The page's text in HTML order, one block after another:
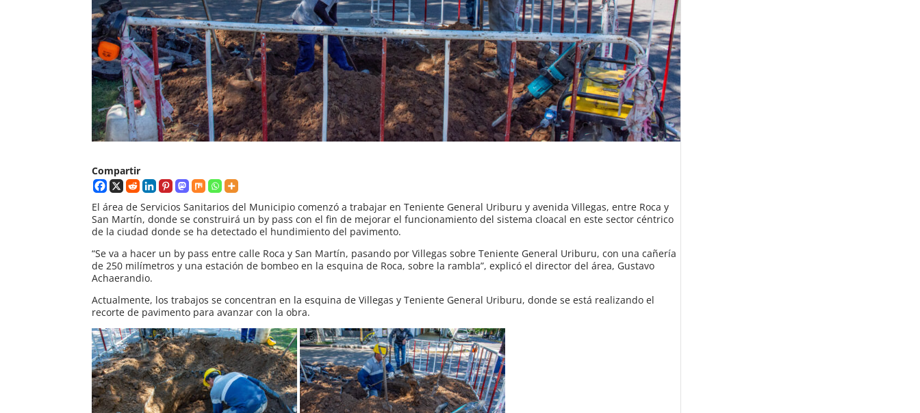
Compartir
El área de Servicios Sanitarios del Municipio comenzó a trabajar en Teniente General Uriburu y avenida Villegas, entre Roca y
San Martín, donde se construirá un by pass con el fin de mejorar el funcionamiento del sistema cloacal en este sector céntrico
de la ciudad donde se ha detectado el hundimiento del pavimento.
“Se va a hacer un by pass entre calle Roca y San Martín, pasando por Villegas sobre Teniente General Uriburu, con una cañería
de 250 milímetros y una estación de bombeo en la esquina de Roca, sobre la rambla”, explicó el director del área, Gustavo
Achaerandio.
Actualmente, los trabajos se concentran en la esquina de Villegas y Teniente General Uriburu, donde se está realizando el
recorte de pavimento para avanzar con la obra.